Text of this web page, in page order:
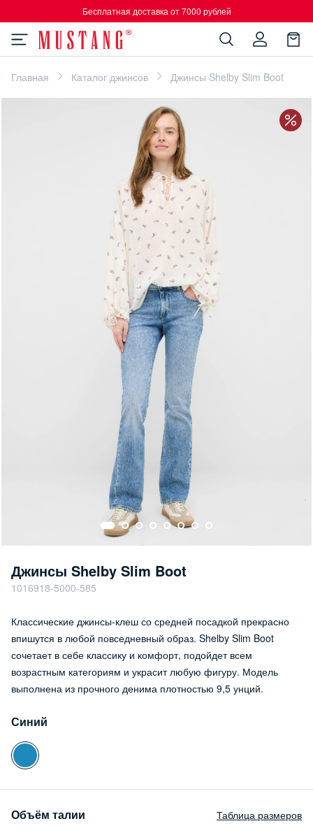
Бесплатная доставка от 7000 рублей
Главная Каталог джинсов Джинсы Shelby Slim Boot
Джинсы Shelby Slim Boot
1016918-5000-585
Классические джинсы-клеш со средней посадкой прекрасно
впишутся в любой повседневный образ. Shelby Slim Boot
сочетает в себе классику и комфорт, подойдет всем
возрастным категориям и украсит любую фигуру. Модель
выполнена из прочного денима плотностью 9,5 унций.
Синий
Объём талии Таблица размеров